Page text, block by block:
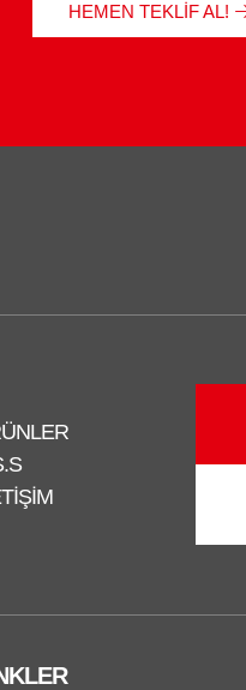
HEMEN TEKLIF AL!